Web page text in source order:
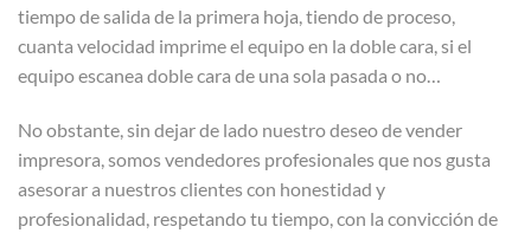
tiempo de salida de la primera hoja, tiendo de proceso,
cuanta velocidad imprime el equipo en la doble cara, si el
equipo escanea doble cara de una sola pasada o no…
No obstante, sin dejar de lado nuestro deseo de vender
impresora, somos vendedores profesionales que nos gusta
asesorar a nuestros clientes con honestidad y
profesionalidad, respetando tu tiempo, con la convicción de